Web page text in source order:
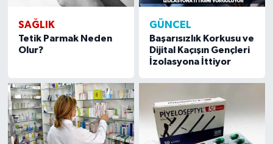
SAĞLIK
Tetik Parmak Neden
Olur?
GÜNCEL
Başarısızlık Korkusu ve
Dijital Kaçışın Gençleri
İzolasyona İttiyor
Spor
Tarihi Yapılarımız
Teknoloji
Türkiye